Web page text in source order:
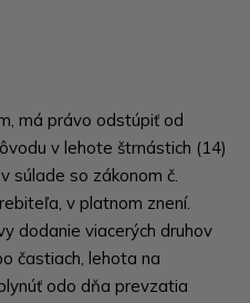
má právo odstúpiť od
v lehote štrnástich (14)
súlade so zákonom č.
, v platnom znení.
dodanie viacerých druhov
častiach, lehota na
odo dňa prevzatia